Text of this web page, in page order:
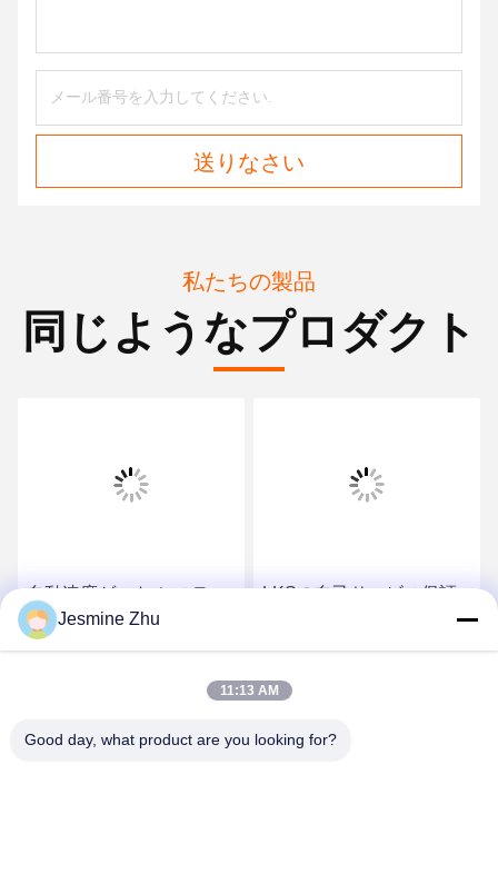
送りなさい
私たちの製品
同じようなプロダクト
自動速度ゲート システ
ム、映画館の入口のアク
セス管理の速度ゲートを
最もよい価格を得なさい
LKSの自己サービス保証
速度ゲート、観光地の入
口の理性的なアクセス管
最もよい価格を得なさい
Jesmine Zhu
11:13 AM
Good day, what product are you looking for?